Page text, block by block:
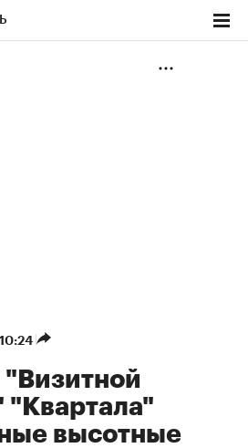
"Квартала"
высотные